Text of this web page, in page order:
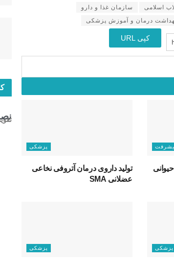
اسلامی
سازمان غذا و دارو
درمان و آموزش پزشکی
کپی URL
پزشکی
تولید داروی درمان آتروفی نخاعی
عضلانی SMA
پزشکی پزشکی